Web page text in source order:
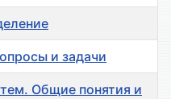
и задачи
Общие понятия и